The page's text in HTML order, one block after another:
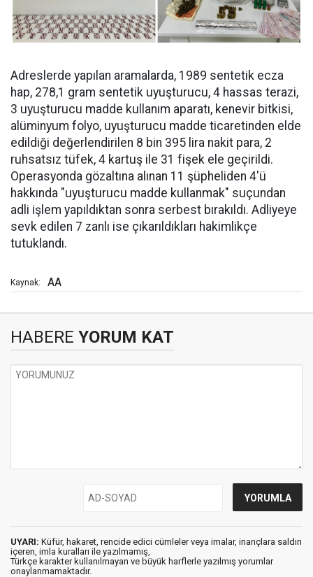
Adreslerde yapılan aramalarda, 1989 sentetik ecza
hap, 278,1 gram sentetik uyuşturucu, 4 hassas terazi,
3 uyuşturucu madde kullanım aparatı, kenevir bitkisi,
alüminyum folyo, uyuşturucu madde ticaretinden elde
edildiği değerlendirilen 8 bin 395 lira nakit para, 2
ruhsatsız tüfek, 4 kartuş ile 31 fişek ele geçirildi.
Operasyonda gözaltına alınan 11 şüpheliden 4'ü
hakkında "uyuşturucu madde kullanmak" suçundan
adli işlem yapıldıktan sonra serbest bırakıldı. Adliyeye
sevk edilen 7 zanlı ise çıkarıldıkları hakimlikçe
tutuklandı.
Kaynak: AA
HABERE YORUM KAT
UYARI: Küfür, hakaret, rencide edici cümleler veya imalar, inançlara saldırı
içeren, imla kuralları ile yazılmamış,
Türkçe karakter kullanılmayan ve büyük harflerle yazılmış yorumlar
onaylanmamaktadır.